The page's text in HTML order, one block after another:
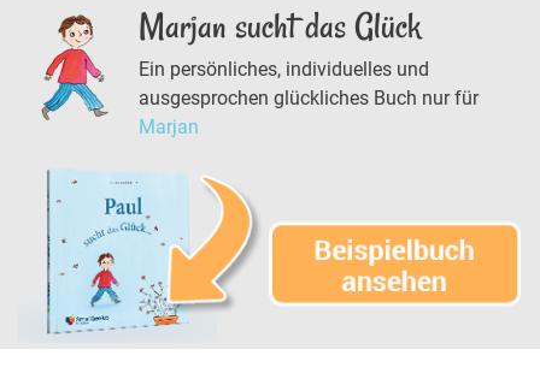
Marjan sucht das Glück
Ein persönliches, individuelles und
ausgesprochen glückliches Buch nur für
Marjan